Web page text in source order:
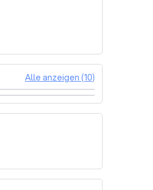
Alle anzeigen (10)